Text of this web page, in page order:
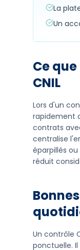
La
Un
Ce
CNIL
Lors d'un
rapidement
contrats
centralise
éparpillés
réduit
Un contrôle
ponctuelle.